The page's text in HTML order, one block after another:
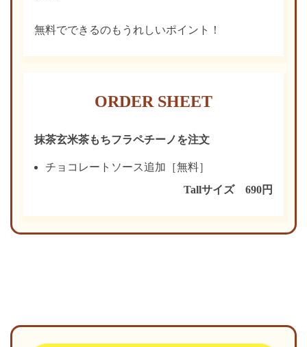
無料でできるのもうれしいポイント！
ORDER SHEET
抹茶玄米茶もちフラペチーノを注文
チョコレートソース追加［無料］
Tallサイズ 690円